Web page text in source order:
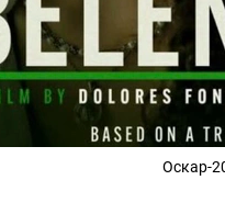
Оскар-